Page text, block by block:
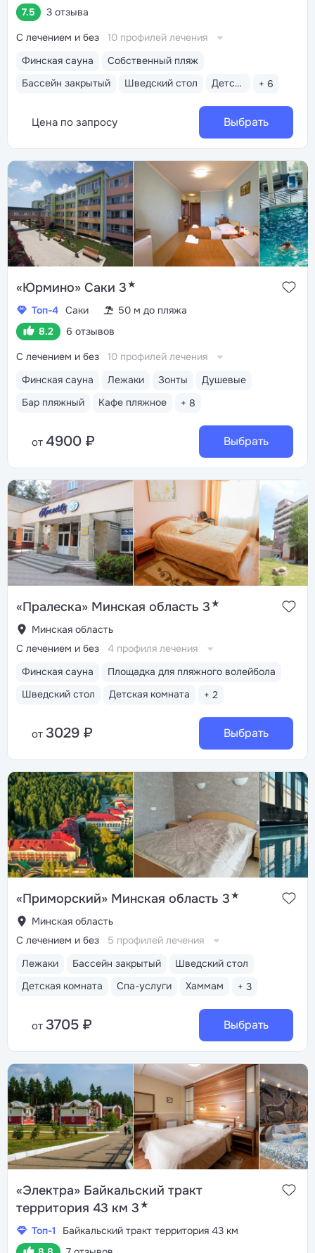
7.5
3 отзыва
Финская сауна
Собственный пляж
Бассейн закрытый
Шведский стол Детская комната + 6
С лечением и без 10 профилей лечения
Цена по запросу Выбрать
«Юрмино» Саки 3★
Топ-4 Саки
50 м до пляжа
8.2
6 отзывов
Финская сауна Лежаки Зонты
Душевые
Бар пляжный
Кафе пляжное + 8
С лечением и без 10 профилей лечения
от 4900 ₽ Выбрать
«Пралеска» Минская область 3★
Минская область
Финская сауна
Площадка для пляжного волейбола
Шведский стол
Детская комната + 2
С лечением и без 4 профиля лечения
от 3029 ₽ Выбрать
«Приморский» Минская область 3★
Минская область
Лежаки Бассейн закрытый
Шведский стол
Детская комната
Спа-услуги Хаммам + 3
С лечением и без 5 профилей лечения
от 3705 ₽ Выбрать
«Электра» Байкальский тракт
территория 43 км 3★
Топ-1
Байкальский тракт территория 43 км